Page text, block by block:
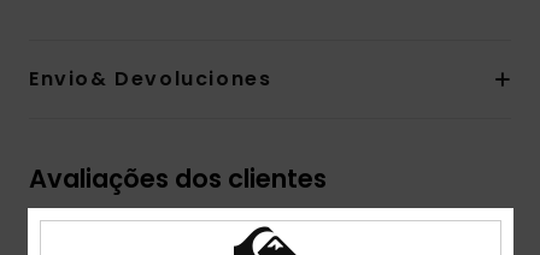
Envio& Devoluciones
Avaliações dos clientes